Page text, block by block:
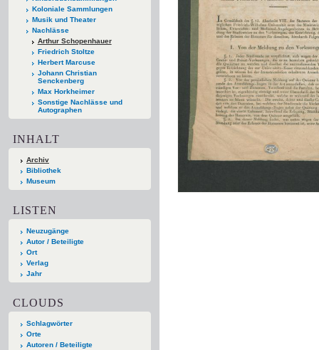
Koloniale Sammlungen
Musik und Theater
Nachlässe
Arthur Schopenhauer
Friedrich Stoltze
Herbert Marcuse
Johann Christian
Senckenberg
Max Horkheimer
Sonstige Nachlässe und
Autographen
INHALT
Archiv
Bibliothek
Museum
LISTEN
Neuzugänge
Autor / Beteiligte
Ort
Verlag
Jahr
CLOUDS
Schlagwörter
Orte
Autoren / Beteiligte